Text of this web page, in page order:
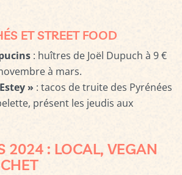
ET STREET FOOD
: huîtres de Joël Dupuch à 9 €
à mars.
» : tacos de truite des Pyrénées
présent les jeudis aux
2024 : LOCAL, VEGAN